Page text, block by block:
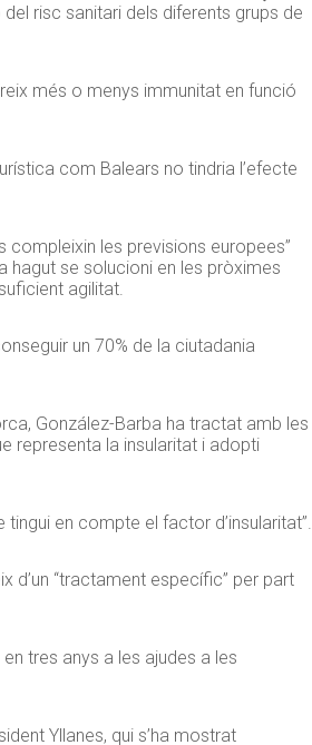
del risc sanitari dels diferents grups de
més o menys immunitat en funció
com Balears no tindria l’efecte
les previsions europees”
hagut se solucioni en les pròximes
agilitat.
un 70% de la ciutadania
González-Barba ha tractat amb les
representa la insularitat i adopti
en compte el factor d’insularitat”.
d’un “tractament específic” per part
tres anys a les ajudes a les
Yllanes, qui s’ha mostrat